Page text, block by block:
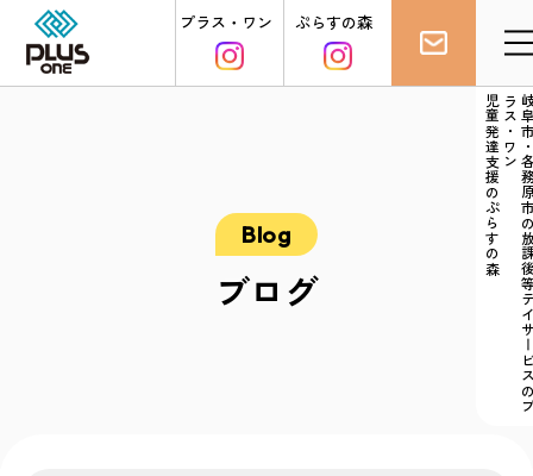
ン
児童発達支援のぷらすの森
プラス・ワン ぷらすの森
ブログ